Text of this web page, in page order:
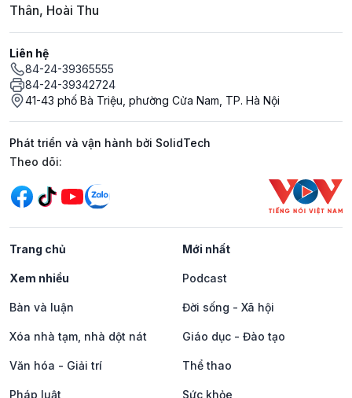
Thân, Hoài Thu
Liên hệ
84-24-39365555
84-24-39342724
41-43 phố Bà Triệu, phường Cửa Nam, TP. Hà Nội
Phát triển và vận hành bởi SolidTech
Mạng xã hội
Theo dõi:
Trang chủ Mới nhất
Xem nhiều Podcast
Bàn và luận Đời sống - Xã hội
Xóa nhà tạm, nhà dột nát Giáo dục - Đào tạo
Văn hóa - Giải trí Thể thao
Pháp luật Sức khỏe